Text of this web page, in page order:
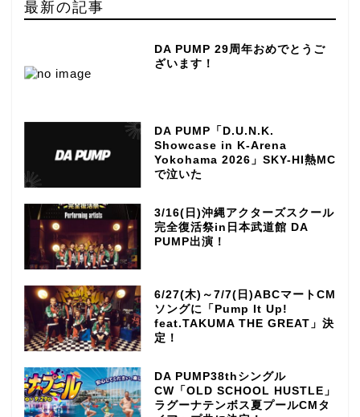
最新の記事
DA PUMP 29周年おめでとうご
ざいます！
DA PUMP「D.U.N.K.
Showcase in K-Arena
Yokohama 2026」SKY-HI熱MC
で泣いた
3/16(日)沖縄アクターズスクール
完全復活祭in日本武道館 DA
PUMP出演！
6/27(木)～7/7(日)ABCマートCM
ソングに「Pump It Up!
feat.TAKUMA THE GREAT」決
定！
DA PUMP38thシングル
CW「OLD SCHOOL HUSTLE」
ラグーナテンボス夏プールCMタ